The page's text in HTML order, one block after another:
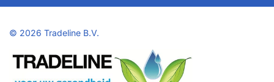
© 2026 Tradeline B.V.